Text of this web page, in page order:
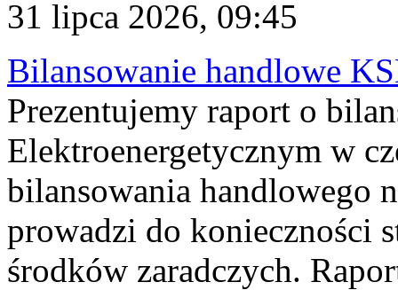
31 lipca 2026, 09:45
Bilansowanie handlowe
Prezentujemy raport o
Elektroenergetycznym w
bilansowania handlowego
prowadzi do konieczności
środków zaradczych.